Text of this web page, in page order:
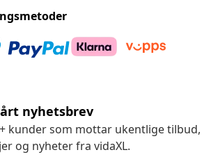
nyhetsbrev
kunder som mottar ukentlige tilbud,
og nyheter fra vidaXL.